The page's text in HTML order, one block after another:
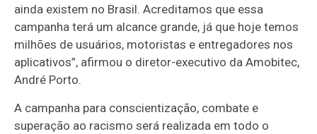
ainda existem no Brasil. Acreditamos que essa
campanha terá um alcance grande, já que hoje temos
milhões de usuários, motoristas e entregadores nos
aplicativos”, afirmou o diretor-executivo da Amobitec,
André Porto.
A campanha para conscientização, combate e
superação ao racismo será realizada em todo o